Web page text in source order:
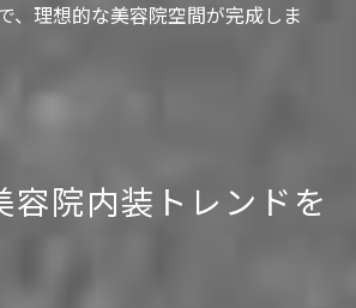
、理想的な美容院空間が完成しま
容院内装トレンドを